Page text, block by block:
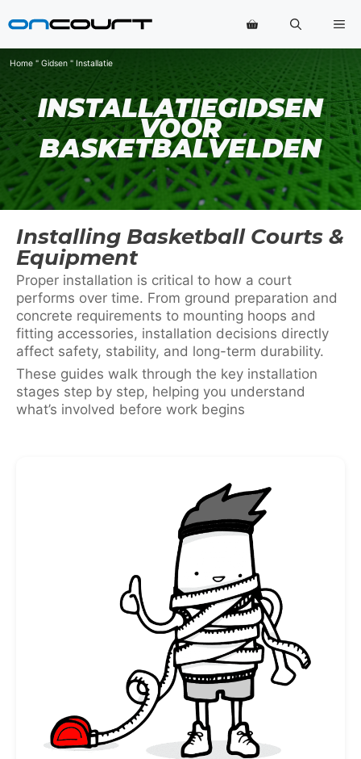
naar
inhoud
Home " Gidsen " Installatie
INSTALLATIEGIDSEN
VOOR
BASKETBALVELDEN
Installing Basketball Courts &
Equipment
Proper installation is critical to how a court
performs over time. From ground preparation and
concrete requirements to mounting hoops and
fitting accessories, installation decisions directly
affect safety, stability, and long-term durability.
These guides walk through the key installation
stages step by step, helping you understand
what’s involved before work begins